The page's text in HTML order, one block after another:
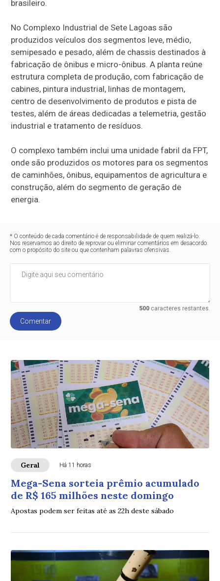
brasileiro.
No Complexo Industrial de Sete Lagoas são
produzidos veículos dos segmentos leve, médio,
semipesado e pesado, além de chassis destinados à
fabricação de ônibus e micro-ônibus. A planta reúne
estrutura completa de produção, com fabricação de
cabines, pintura industrial, linhas de montagem,
centro de desenvolvimento de produtos e pista de
testes, além de áreas dedicadas a telemetria, gestão
industrial e tratamento de resíduos.
O complexo também inclui uma unidade fabril da FPT,
onde são produzidos os motores para os segmentos
de caminhões, ônibus, equipamentos de agricultura e
construção, além do segmento de geração de
energia.
* O conteúdo de cada comentário é de responsabilidade de quem realizá-lo.
Nos reservamos ao direito de reprovar ou eliminar comentários em desacordo
com o propósito do site ou que contenham palavras ofensivas.
500caracteres restantes.
Comentar
Geral Há 11 horas
Mega-Sena sorteia prêmio acumulado
de R$ 165 milhões neste domingo
Apostas podem ser feitas até as 22h deste sábado